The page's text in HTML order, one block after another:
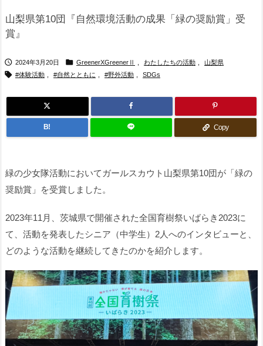
山梨県第10団『自然環境活動の成果「緑の奨励賞」受
賞』
 2024年3月20日  GreenerXGreenerⅡ わたしたちの活動 山梨県
 #体験活動 #自然とともに #野外活動 SDGs
B! Copy
緑の少女隊活動においてガールスカウト山梨県第10団が「緑の
奨励賞」を受賞しました。
2023年11月、茨城県で開催された全国育樹祭いばらき2023に
て、活動を発表したシニア（中学生）2人へのインタビューと、
どのような活動を継続してきたのかを紹介します。